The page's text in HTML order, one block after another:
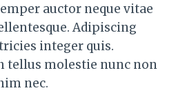
auctor neque vitae
Adipiscing
integer quis.
tellus molestie nunc non
nec.